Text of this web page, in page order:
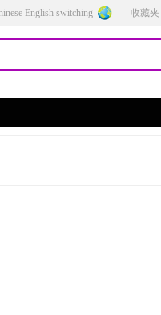
English switching 收藏夹